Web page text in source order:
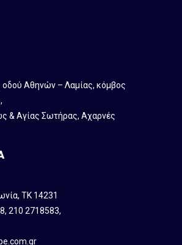
οδού Αθηνών – Λαμίας, κόμβος
& Αγίας Σωτήρας, Αχαρνές
ΤΚ 14231
, 210 2718583,